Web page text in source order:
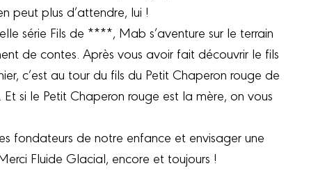
peut plus d’attendre, lui !
série Fils de ****, Mab s’aventure sur le terrain
de contes. Après vous avoir fait découvrir le fils
c’est au tour du fils du Petit Chaperon rouge de
Et si le Petit Chaperon rouge est la mère, on vous
fondateurs de notre enfance et envisager une
Fluide Glacial, encore et toujours !